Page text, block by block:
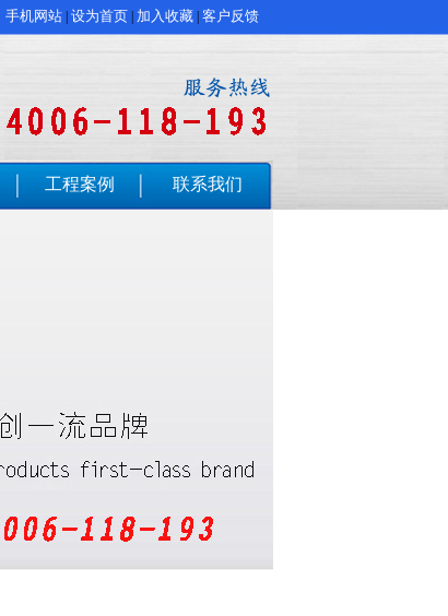
手机网站 设为首页 加入收藏 客户反馈
工程案例 联系我们